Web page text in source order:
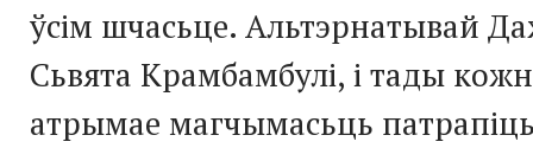
ўсім шчасьце. Альтэрнатывай
Сьвята Крамбамбулі, і тады
атрымае магчымасьць